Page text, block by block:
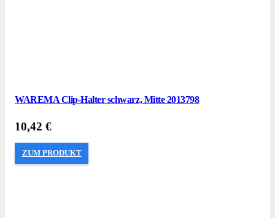
WAREMA Clip-Halter schwarz, Mitte 2013798
10,42 €
ZUM PRODUKT